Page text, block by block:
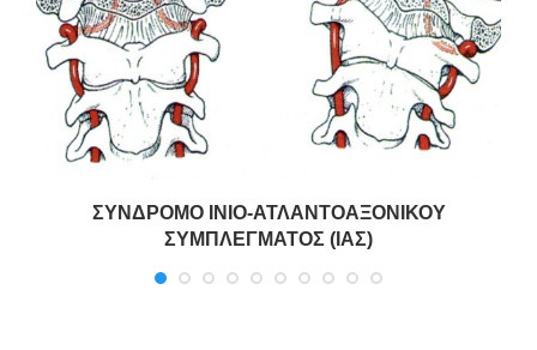
ΣΥΝΔΡΟΜΟ ΙΝΙΟ-ΑΤΛΑΝΤΟΑΞΟΝΙΚΟΥ
ΣΥΜΠΛΕΓΜΑΤΟΣ (ΙΑΣ)